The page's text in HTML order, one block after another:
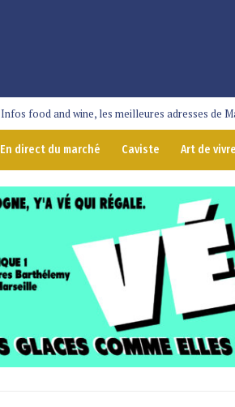
Infos food and wine, les meilleures adresses de
En direct du marché Caviste Art de vivre